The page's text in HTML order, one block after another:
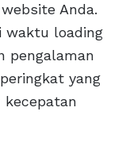
Anda.
waktu loading
pengalaman
yang
kecepatan